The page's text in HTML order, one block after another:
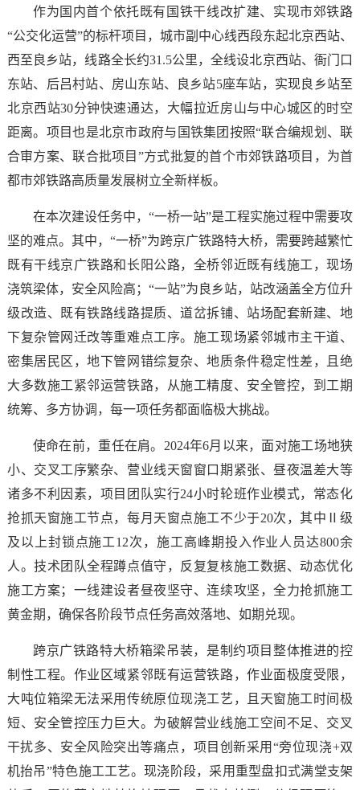
作为国内首个依托既有国铁干线改扩建、实现市郊铁路
“公交化运营”的标杆项目，城市副中心线西段东起北京西站、
西至良乡站，线路全长约31.5公里，全线设北京西站、衙门口
东站、后吕村站、房山东站、
良乡站5座车站，实现良乡站至
北京西站30分钟快速通达，大幅拉近房山与中心城区的时空
距离。项目也是北京市政府与国铁集团按照“联合编规划、联
合审方案、联合批项目”方式批复的首个市郊铁路项目，为首
都市郊铁路高质量发展树立全新样板。
在本次建设任务中，“一桥一站”是工程实施过程中需要攻
坚的难点。其中，“一桥”为跨京广铁路特大桥，需要跨越繁忙
既有干线京广铁路和 长阳公路，全桥邻近既有线施工，现场
浇筑梁体，安全风险高；“一站”为良乡站，站改涵盖全方位升
级改造、既有铁路线路提质、道岔拆铺、站场配套新建、地
下复杂管网迁改等重难点工序。施工现场紧邻城市主干道、
密集居民区，地下管网错综复杂、地质条件稳定性差，且绝
大多数施工紧邻运营铁路，从施工精度、安全管控，到工期
统筹、多方协调，每一项任务都面临极大挑战。
使命在前，重任在肩。2024年6月以来，面对施工场地狭
小、交叉工序繁杂、营业线天窗窗口期紧张、昼夜温差大等
诸多不利因素，项目团队实行24小时轮班作业模式，常态化
抢抓天窗施工节点，每月天窗点施工不少于20次，其中Ⅱ级
及以上封锁点施工12次，施工高峰期投入作业人员达800余
人。技术团队全程蹲点值守，反复复核施工数据、动态优化
施工方案；一线建设者昼夜坚守、连续攻坚，全力抢抓施工
黄金期，确保各阶段节点任务高效落地、如期兑现。
跨京广铁路特大桥箱梁吊装，是制约项目整体推进的控
制性工程。作业区域紧邻既有运营铁路，作业面极度受限，
大吨位箱梁无法采用传统原位现浇工艺，且天窗施工时间极
短、安全管控压力巨大。为破解营业线施工空间不足、交叉
干扰多、安全风险突出等痛点，项目创新采用“旁位现浇+双
机抬吊”特色施工工艺。现浇阶段，采用重型盘扣式满堂支架